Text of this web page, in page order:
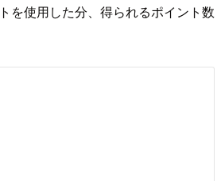
を使用した分、得られるポイント数